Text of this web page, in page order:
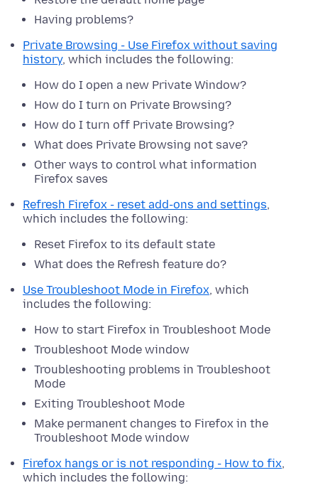
Having problems?
Private Browsing - Use Firefox without saving
history, which includes the following:
How do I open a new Private Window?
How do I turn on Private Browsing?
How do I turn off Private Browsing?
What does Private Browsing not save?
Other ways to control what information
Firefox saves
Refresh Firefox - reset add-ons and settings,
which includes the following:
Reset Firefox to its default state
What does the Refresh feature do?
Use Troubleshoot Mode in Firefox, which
includes the following:
How to start Firefox in Troubleshoot Mode
Troubleshoot Mode window
Troubleshooting problems in Troubleshoot
Mode
Exiting Troubleshoot Mode
Make permanent changes to Firefox in the
Troubleshoot Mode window
Firefox hangs or is not responding - How to fix,
which includes the following: